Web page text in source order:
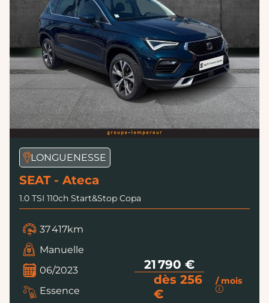
LONGUENESSE
SEAT - Ateca
1.0 TSI 110ch Start&Stop Copa
37 417km
Manuelle
06/2023
Essence
21 790 €
dès 256
€
/ mois